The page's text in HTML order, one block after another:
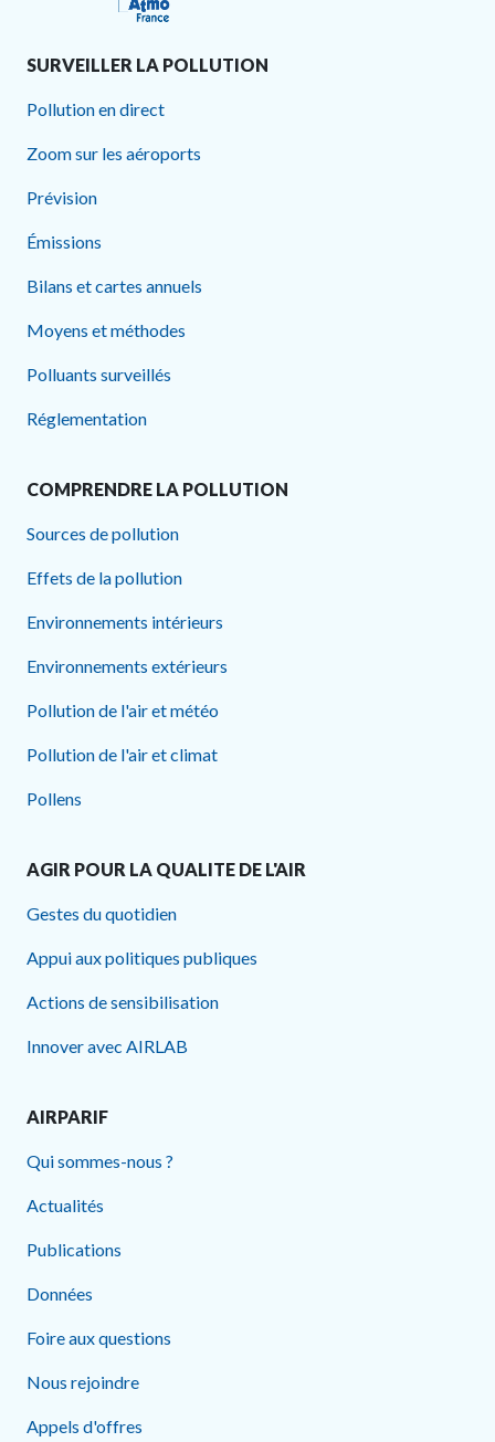
SURVEILLER LA POLLUTION
Pollution en direct
Zoom sur les aéroports
Prévision
Émissions
Bilans et cartes annuels
Moyens et méthodes
Polluants surveillés
Réglementation
COMPRENDRE LA POLLUTION
Sources de pollution
Effets de la pollution
Environnements intérieurs
Environnements extérieurs
Pollution de l'air et météo
Pollution de l'air et climat
Pollens
AGIR POUR LA QUALITE DE L'AIR
Gestes du quotidien
Appui aux politiques publiques
Actions de sensibilisation
Innover avec AIRLAB
AIRPARIF
Qui sommes-nous ?
Actualités
Publications
Données
Foire aux questions
Nous rejoindre
Appels d'offres